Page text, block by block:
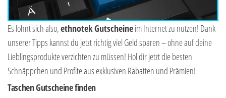
Es lohnt sich also,ethnotek Gutscheineim Internet zu nutzen! Dank
unserer Tipps kannst du jetzt richtig viel Geld sparen – ohne auf deine
Lieblingsprodukte verzichten zu müssen! Hol dir jetzt die besten
Schnäppchen und Profite aus exklusiven Rabatten und Prämien!
Taschen Gutscheine finden